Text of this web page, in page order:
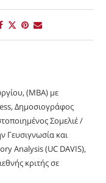
(MBA) με
Δημοσιογράφος
Σομελιέ /
Γευσιγνωσία και
Analysis (UC DAVIS),
κριτής σε